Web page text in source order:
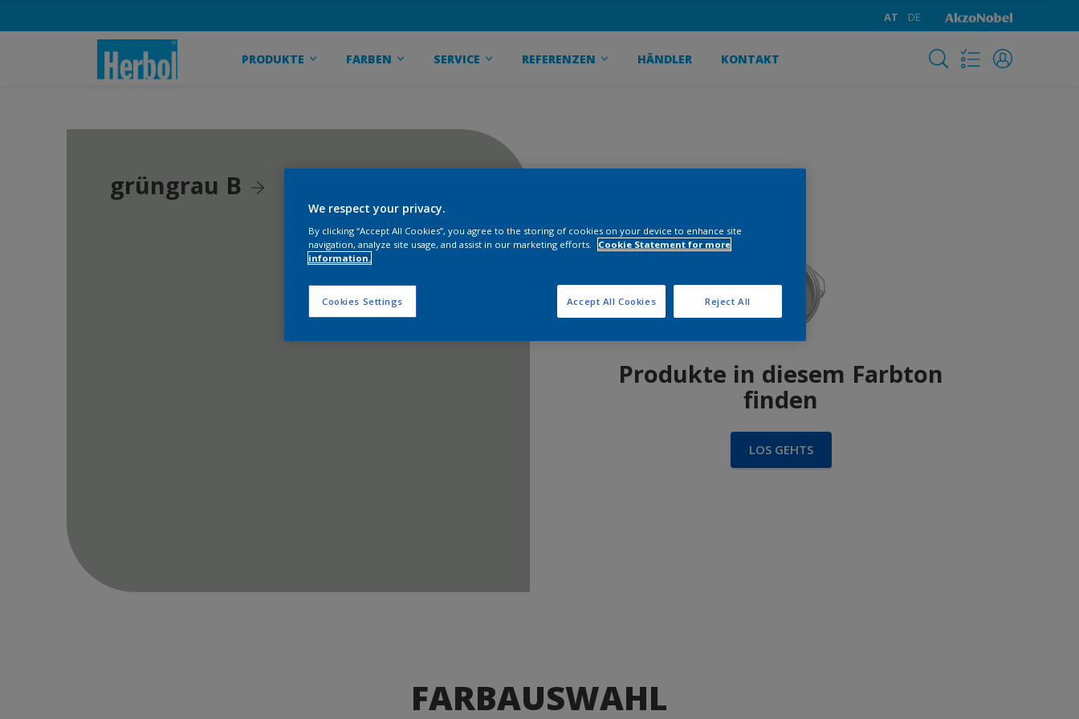
AT DE
PRODUKTE FARBEN SERVICE REFERENZEN HÄNDLER KONTAKT
grüngrau B
Produkte in diesem Farbton
finden
LOS GEHTS
FARBAUSWAHL
We respect your privacy.
By clicking “Accept All Cookies”, you agree to the storing of cookies on your device to enhance site
navigation, analyze site usage, and assist in our marketing efforts.
Cookie Statement for more
information.
Cookies Settings Reject All
Accept All Cookies